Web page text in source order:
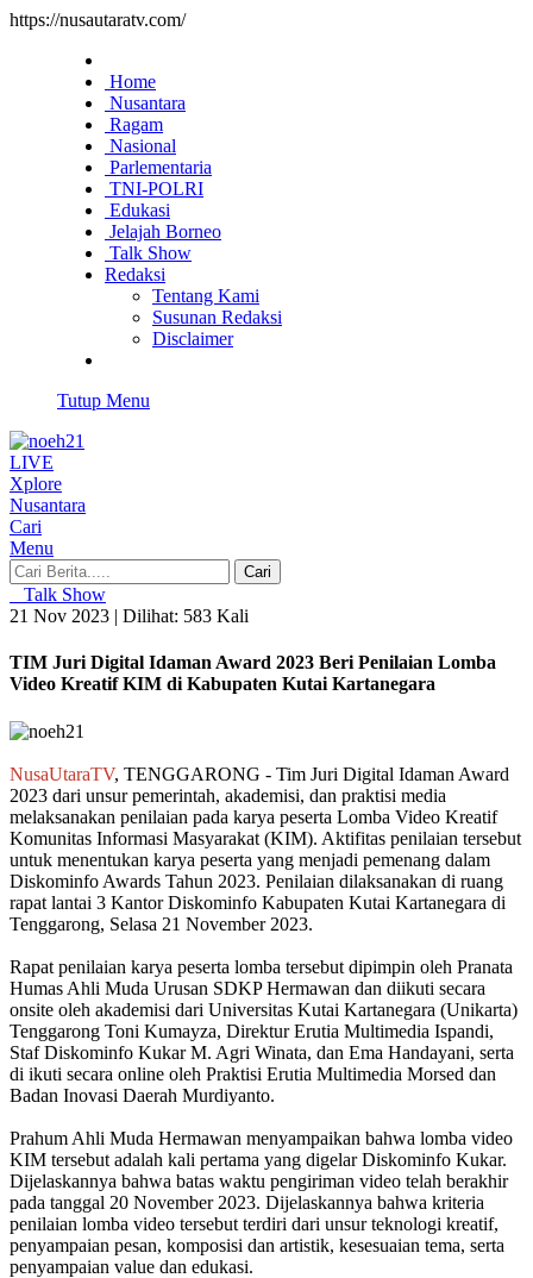
https://nusautaratv.com/
Home
Nusantara
Ragam
Nasional
Parlementaria
TNI-POLRI
Edukasi
Jelajah Borneo
Talk Show
Redaksi
Tentang Kami
Susunan Redaksi
Disclaimer
Tutup Menu
LIVE
Xplore
Nusantara
Cari
Menu
Cari
Talk Show
21 Nov 2023 | Dilihat: 583 Kali
TIM Juri Digital Idaman Award 2023 Beri Penilaian Lomba
Video Kreatif KIM di Kabupaten Kutai Kartanegara
NusaUtaraTV, TENGGARONG - Tim Juri Digital Idaman Award
2023 dari unsur pemerintah, akademisi, dan praktisi media
melaksanakan penilaian pada karya peserta Lomba Video Kreatif
Komunitas Informasi Masyarakat (KIM). Aktifitas penilaian tersebut
untuk menentukan karya peserta yang menjadi pemenang dalam
Diskominfo Awards Tahun 2023. Penilaian dilaksanakan di ruang
rapat lantai 3 Kantor Diskominfo Kabupaten Kutai Kartanegara di
Tenggarong, Selasa 21 November 2023.
Rapat penilaian karya peserta lomba tersebut dipimpin oleh Pranata
Humas Ahli Muda Urusan SDKP Hermawan dan diikuti secara
onsite oleh akademisi dari Universitas Kutai Kartanegara (Unikarta)
Tenggarong Toni Kumayza, Direktur Erutia Multimedia Ispandi,
Staf Diskominfo Kukar M. Agri Winata, dan Ema Handayani, serta
di ikuti secara online oleh Praktisi Erutia Multimedia Morsed dan
Badan Inovasi Daerah Murdiyanto.
Prahum Ahli Muda Hermawan menyampaikan bahwa lomba video
KIM tersebut adalah kali pertama yang digelar Diskominfo Kukar.
Dijelaskannya bahwa batas waktu pengiriman video telah berakhir
pada tanggal 20 November 2023. Dijelaskannya bahwa kriteria
penilaian lomba video tersebut terdiri dari unsur teknologi kreatif,
penyampaian pesan, komposisi dan artistik, kesesuaian tema, serta
penyampaian value dan edukasi.